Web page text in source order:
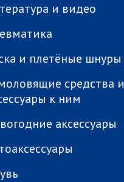
и видео
и плетёные шнуры
средства и
к ним
аксессуары